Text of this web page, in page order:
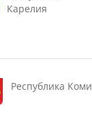
Карелия
Республика Коми